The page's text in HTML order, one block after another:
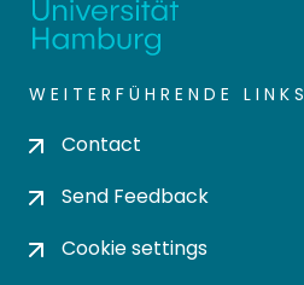
WEITERFÜHRENDE LINKS
Contact
Send Feedback
Cookie settings